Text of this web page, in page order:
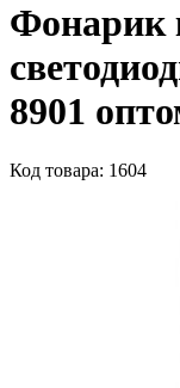
Фонарик
8901
Код товара: 1604